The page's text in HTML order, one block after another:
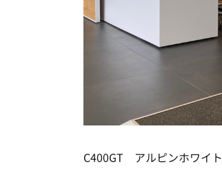
C400GT アルピンホワイト